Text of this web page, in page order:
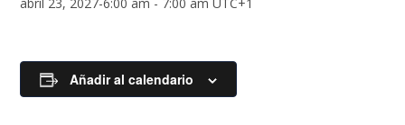
Añadir al calendario